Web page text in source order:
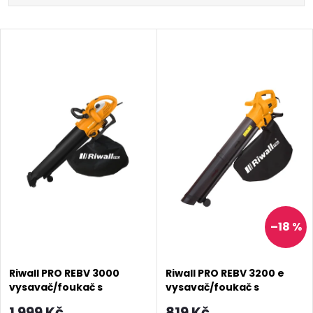
a
o
o
Riwall PRO REBV 3000
vysavač/foukač s
–18 %
Riwall PRO REBV 3200 e
vysavač/foukač s